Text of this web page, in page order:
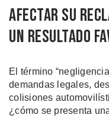
afectar su
un resultado
El término
demandas legales,
colisiones
¿cómo se presenta